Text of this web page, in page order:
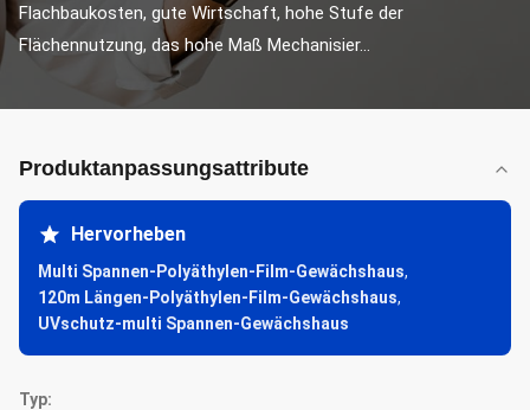
Flachbaukosten, gute Wirtschaft, hohe Stufe der
Flächennutzung, das hohe Maß Mechanisier...
Produktanpassungsattribute
Hervorheben
Multi Spannen-Polyäthylen-Film-Gewächshaus,
120m Längen-Polyäthylen-Film-Gewächshaus,
UVschutz-multi Spannen-Gewächshaus
Typ: